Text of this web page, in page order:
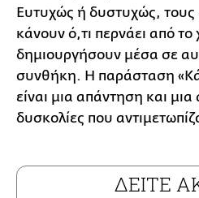
Ευτυχώς ή δυστυχώς, τους
κάνουν ό,τι περνάει από το
δημιουργήσουν μέσα σε
συνθήκη. Η παράσταση
είναι μια απάντηση και μια
δυσκολίες που
ΔΕΙΤΕ